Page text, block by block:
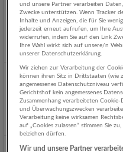
Orthopädie-
05.08.2026,
St. Johann im
04.08.2026,
St. Johann im
und unsere Partner verarbeiten
Zwecke unterstützen. Wenn Tracker
Inhalte und Anzeigen, die für Sie
jederzeit erneut aufrufen, um Ihre
widerrufen, indem Sie auf den Link
Ihre Wahl wirkt sich auf unsere/n
unserer Datenschutzerklärung.
Wir ziehen zur Verarbeitung der
können ihren Sitz in Drittstaaten (wie
angemessenes Datenschutzniveau
Gerichtshof kein angemessenes
Zusammenhang verarbeiteten
und Überwachungszwecken
Verarbeitung keine wirksamen
auf „Cookies zulassen“ stimmen Sie
beiziehen dürfen.
Wir und unsere Partner